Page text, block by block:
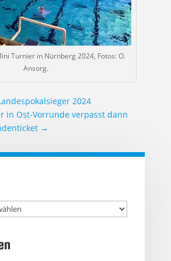
Turnier in Nürnberg 2024, Fotos: O.
Ansorg.
2024
in Ost-Vorrunde verpasst dann
→